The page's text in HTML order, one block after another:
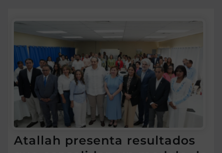
Atallah presenta resultados